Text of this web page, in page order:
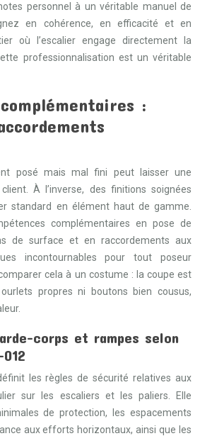
personnel à un véritable manuel de
en cohérence, en efficacité et en
où l’escalier engage directement la
professionnalisation est un véritable
:
posé mais mal fini peut laisser une
À l’inverse, des finitions soignées
standard en élément haut de gamme.
complémentaires en pose de
de surface et en raccordements aux
incontournables pour tout poseur
cela à un costume : la coupe est
propres ni boutons bien cousus,
corps et rampes selon
les règles de sécurité relatives aux
sur les escaliers et les paliers. Elle
de protection, les espacements
aux efforts horizontaux, ainsi que les